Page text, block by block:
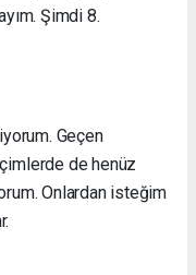
Şimdi 8.
Geçen
de henüz
Onlardan isteğim